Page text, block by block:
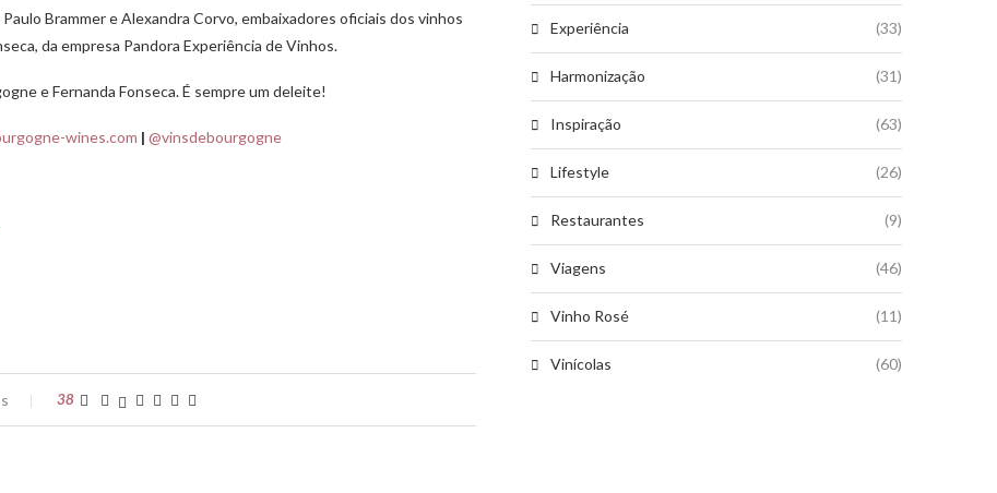
Brammer e Alexandra Corvo, embaixadores oficiais dos vinhos
da empresa Pandora Experiência de Vinhos.
e Fernanda Fonseca. É sempre um deleite!
wines.com | @vinsdebourgogne
38
Experiência (33)
Harmonização (31)
Inspiração (63)
Lifestyle (26)
Restaurantes (9)
Viagens (46)
Vinho Rosé (11)
Vinícolas (60)